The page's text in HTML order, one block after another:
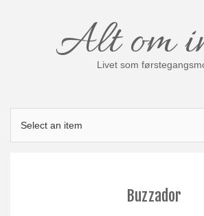
Alt om
Livet som
Buzzador